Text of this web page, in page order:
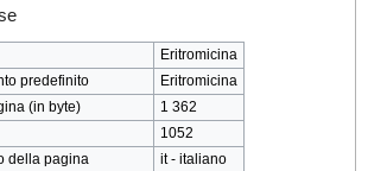
Eritromicina
predefinito
Eritromicina
(in byte)
1 362
1052
della pagina
it - italiano